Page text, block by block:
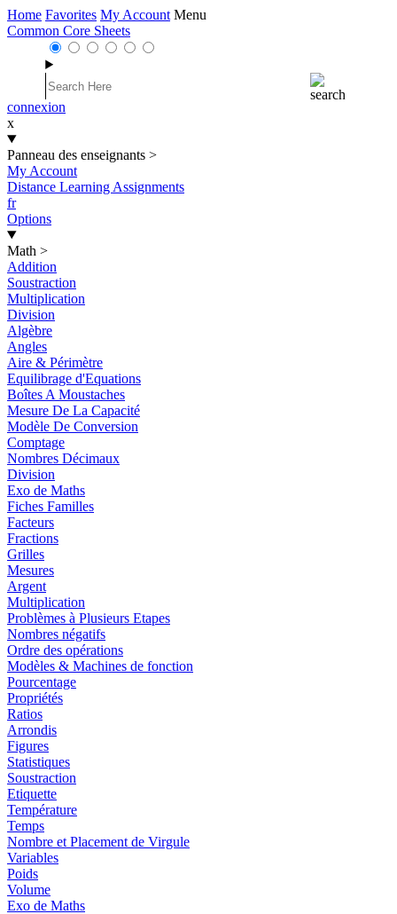
Home Favorites My Account Menu
Common Core Sheets
connexion
x
Panneau des enseignants >
My Account
Distance Learning Assignments
fr
Options
Math >
Addition
Soustraction
Multiplication
Division
Algèbre
Angles
Aire & Périmètre
Equilibrage d'Equations
Boîtes A Moustaches
Mesure De La Capacité
Modèle De Conversion
Comptage
Nombres Décimaux
Division
Exo de Maths
Fiches Familles
Facteurs
Fractions
Grilles
Mesures
Argent
Multiplication
Problèmes à Plusieurs Etapes
Nombres négatifs
Ordre des opérations
Modèles & Machines de fonction
Pourcentage
Propriétés
Ratios
Arrondis
Figures
Statistiques
Soustraction
Etiquette
Température
Temps
Nombre et Placement de Virgule
Variables
Poids
Volume
Exo de Maths